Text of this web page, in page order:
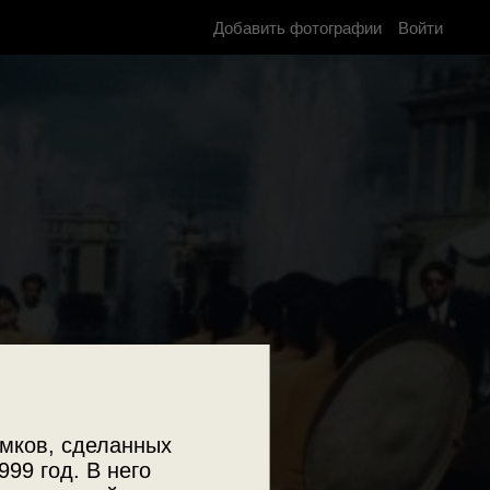
сделанных
год. В него
Добавить фотографии Войти